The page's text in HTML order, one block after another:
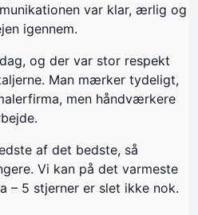
var klar, ærlig og
igennem.
og der var stor respekt
Man mærker tydeligt,
men håndværkere
af det bedste, så
Vi kan på det varmeste
– 5 stjerner er slet ikke nok.